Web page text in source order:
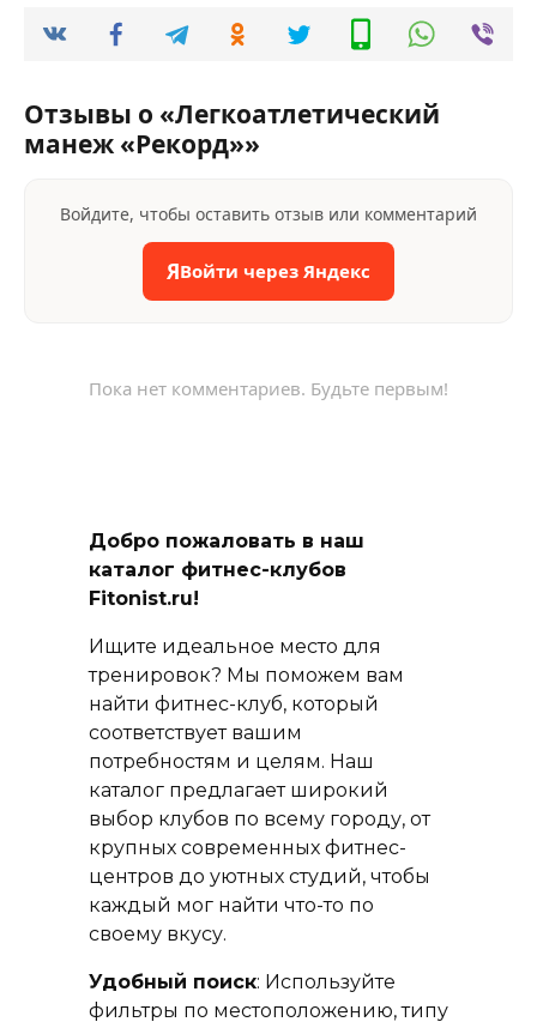
Отзывы о «Легкоатлетический
манеж «Рекорд»»
Войдите, чтобы оставить отзыв или комментарий
ЯВойти через Яндекс
Пока нет комментариев. Будьте первым!
Добро пожаловать в наш
каталог фитнес-клубов
Fitonist.ru!
Ищите идеальное место для
тренировок? Мы поможем вам
найти фитнес-клуб, который
соответствует вашим
потребностям и целям. Наш
каталог предлагает широкий
выбор клубов по всему городу, от
крупных современных фитнес-
центров до уютных студий, чтобы
каждый мог найти что-то по
своему вкусу.
Удобный поиск: Используйте
фильтры по местоположению, типу